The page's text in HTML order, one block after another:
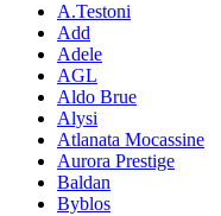
A.Testoni
Add
Adele
AGL
Aldo Brue
Alysi
Atlanata Mocassine
Aurora Prestige
Baldan
Byblos